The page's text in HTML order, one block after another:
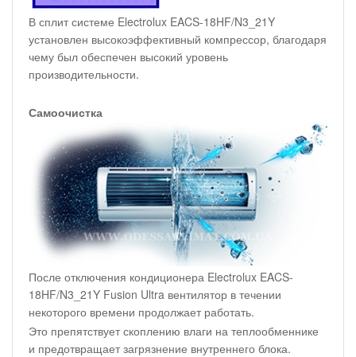
В сплит системе Electrolux EACS-18HF/N3_21Y
установлен высокоэффективный компрессор, благодаря
чему был обеспечен высокий уровень
производительности.
Самоочистка
После отключения кондиционера Electrolux EACS-
18HF/N3_21Y Fusion Ultra вентилятор в течении
некоторого времени продолжает работать.
Это препятствует скоплению влаги на теплообменнике
и предотвращает загрязнение внутреннего блока.